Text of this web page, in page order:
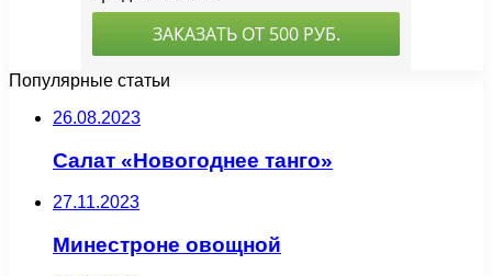
Популярные статьи
26.08.2023
Салат «Новогоднее танго»
27.11.2023
Минестроне овощной